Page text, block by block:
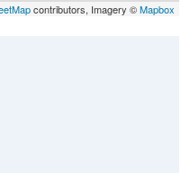
contributors, Imagery ©Mapbox